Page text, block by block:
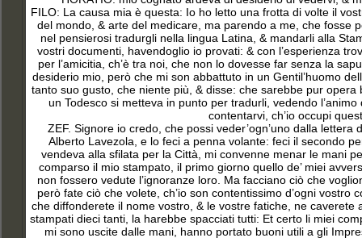
FILO: La causa mia è questa: Io ho letto una frotta di volte il
del mondo, & arte del medicare, ma parendo a me, che fosse
nel pensierosi tradurgli nella lingua Latina, & mandarli alla
vostri documenti, havendoglio io provati: & con l’esperienza
per l’amicitia, ch’è tra noi, che non lo dovesse far senza la
desiderio mio, però che mi son abbattuto in un Gentil’huomo
tanto suo gusto, che niente più, & disse: che sarebbe pur
un Todesco si metteva in punto per tradurli, vedendo
contentarvi, ch’io occupi
ZEF. Signore io credo, che possi veder’ogn’uno dalla
Alberto Lavezola, e lo feci a penna volante: feci il secondo
vendeva alla sfilata per la Città, mi convenne menar le mani
comparso il mio stampato, il primo giorno quello de’ miei
non fossero vedute l’ignoranze loro. Ma facciano ciò che
però fate ciò che volete, ch’io son contentissimo d’ogni
che diffonderete il nome vostro, & le vostre fatiche, ne
stampati dieci tanti, la harebbe spacciati tutti: Et certo li miei
mi sono uscite dalle mani, hanno portato buoni utili a gli